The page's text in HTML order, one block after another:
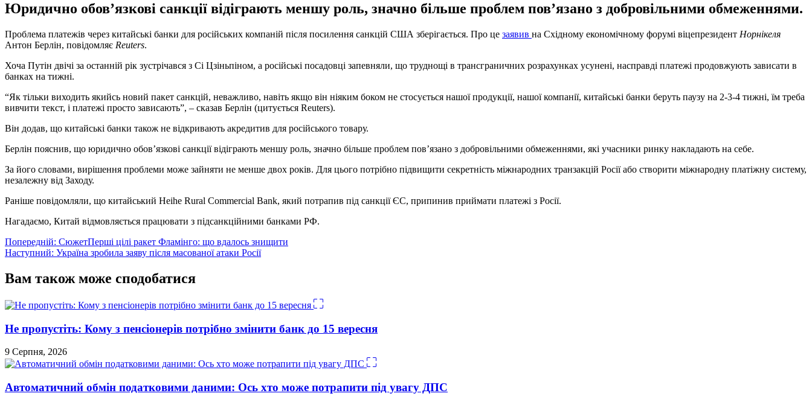
Юридично обов’язкові санкції відіграють меншу роль, значно більше проблем пов’язано з добровільними обмеженнями.
Проблема платежів через китайські банки для російських компаній після посилення санкцій США зберігається. Про це заявив на Східному економічному форумі віцепрезидент Норнікеля
Антон Берлін, повідомляє Reuters.
Хоча Путін двічі за останній рік зустрічався з Сі Цзіньпіном, а російські посадовці запевняли, що труднощі в трансграничних розрахунках усунені, насправді платежі продовжують зависати в
банках на тижні.
“Як тільки виходить якийсь новий пакет санкцій, неважливо, навіть якщо він ніяким боком не стосується нашої продукції, нашої компанії, китайські банки беруть паузу на 2-3-4 тижні, їм треба
вивчити текст, і платежі просто зависають”, – сказав Берлін (цитується Reuters).
Він додав, що китайські банки також не відкривають акредитив для російського товару.
Берлін пояснив, що юридично обов’язкові санкції відіграють меншу роль, значно більше проблем пов’язано з добровільними обмеженнями, які учасники ринку накладають на себе.
За його словами, вирішення проблеми може зайняти не менше двох років. Для цього потрібно підвищити секретність міжнародних транзакцій Росії або створити міжнародну платіжну систему,
незалежну від Заходу.
Раніше повідомляли, що китайський Heihe Rural Commercial Bank, який потрапив під санкції ЄС, припинив приймати платежі з Росії.
Нагадаємо, Китай відмовляється працювати з підсанкційними банками РФ.
Навігація
записів
Попередній: СюжетПерші цілі ракет Фламінго: що вдалось знищити
Наступний: Україна зробила заяву після масованої атаки Росії
Вам також може сподобатися
Не пропустіть: Кому з пенсіонерів потрібно змінити банк до 15 вересня
9 Серпня, 2026
Автоматичний обмін податковими даними: Ось хто може потрапити під увагу ДПС